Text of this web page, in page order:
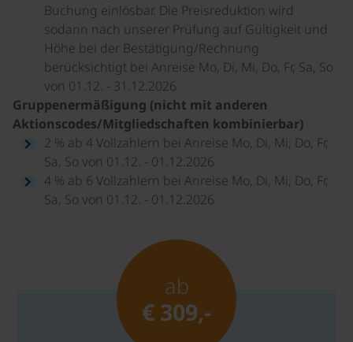
Buchung einlösbar. Die Preisreduktion wird
sodann nach unserer Prüfung auf Gültigkeit und
Höhe bei der Bestätigung/Rechnung
berücksichtigt bei Anreise Mo, Di, Mi, Do, Fr, Sa, So
von 01.12. - 31.12.2026
Gruppenermäßigung (nicht mit anderen
Aktionscodes/Mitgliedschaften kombinierbar)
2 % ab 4 Vollzahlern bei Anreise Mo, Di, Mi, Do, Fr,
Sa, So von 01.12. - 01.12.2026
4 % ab 6 Vollzahlern bei Anreise Mo, Di, Mi, Do, Fr,
Sa, So von 01.12. - 01.12.2026
ab
€ 309,-